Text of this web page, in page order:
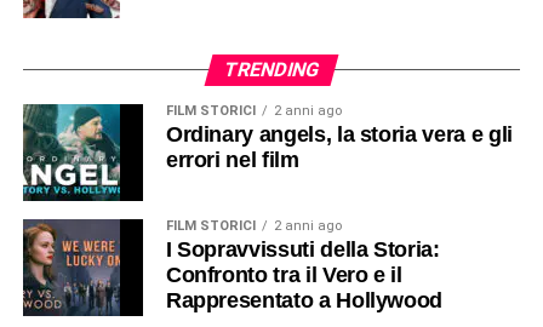
TRENDING
FILM STORICI 2 anni ago
Ordinary angels, la storia vera e gli
errori nel film
FILM STORICI 2 anni ago
I Sopravvissuti della Storia:
Confronto tra il Vero e il
Rappresentato a Hollywood